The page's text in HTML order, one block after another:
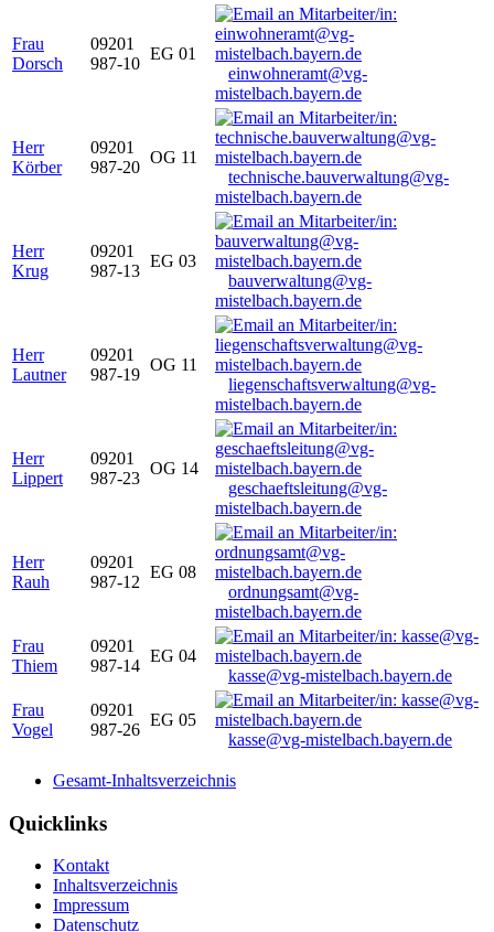
Frau
Dorsch
09201
987-10
EG 01
einwohneramt@vg-
mistelbach.bayern.de
Herr
Körber
09201
987-20
OG 11
technische.bauverwaltung@vg-
mistelbach.bayern.de
Herr
Krug
09201
987-13
EG 03
bauverwaltung@vg-
mistelbach.bayern.de
Herr
Lautner
09201
987-19
OG 11
liegenschaftsverwaltung@vg-
mistelbach.bayern.de
Herr
Lippert
09201
987-23
OG 14
geschaeftsleitung@vg-
mistelbach.bayern.de
Herr
Rauh
09201
987-12
EG 08
ordnungsamt@vg-
mistelbach.bayern.de
Frau
Thiem
09201
987-14
EG 04
kasse@vg-mistelbach.bayern.de
Frau
Vogel
09201
987-26
EG 05
kasse@vg-mistelbach.bayern.de
Gesamt-Inhaltsverzeichnis
Quicklinks
Kontakt
Inhaltsverzeichnis
Impressum
Datenschutz